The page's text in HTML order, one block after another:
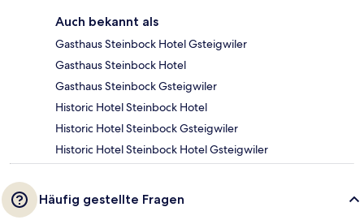
Auch bekannt als
Gasthaus Steinbock Hotel Gsteigwiler
Gasthaus Steinbock Hotel
Gasthaus Steinbock Gsteigwiler
Historic Hotel Steinbock Hotel
Historic Hotel Steinbock Gsteigwiler
Historic Hotel Steinbock Hotel Gsteigwiler
Häufig gestellte Fragen